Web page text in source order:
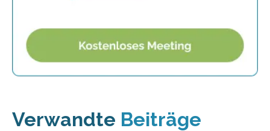
Verwandte Beiträge